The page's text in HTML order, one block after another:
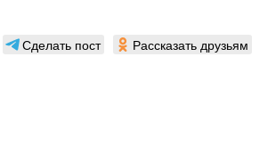
Сделать пост Рассказать друзьям